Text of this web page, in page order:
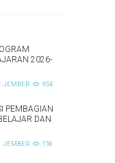
2026-
JEMBER 954
PEMBAGIAN
DAN
JEMBER 156